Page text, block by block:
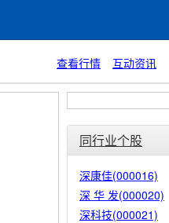
查看行情 互动资讯
同行业个股
深康佳(000016)
深 华 发(000020)
深科技(000021)